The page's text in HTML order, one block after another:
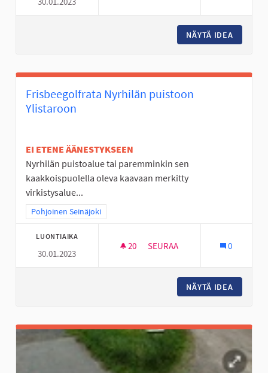
NÄYTÄ IDEA
Frisbeegolfrata Nyrhilän puistoon
Ylistaroon
EI ETENE ÄÄNESTYKSEEN
Nyrhilän puistoalue tai paremminkin sen
kaakkoispuolella oleva kaavaan merkitty
virkistysalue...
Rajaa tulokset teeman mukaan: Pohjoinen Seinäjoki
Pohjoinen Seinäjoki
LUONTIAIKA
30.01.2023
20 20 SEURAAJAA
SEURAA 0
NÄYTÄ IDEA